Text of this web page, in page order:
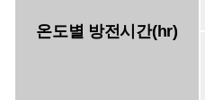
온도별 방전시간(hr)